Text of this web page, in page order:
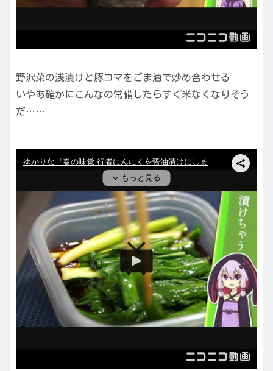
野沢菜の浅漬けと豚コマをごま油で炒め合わせる
いやあ確かにこんなの常備したらすぐ米なくなりそう
だ……